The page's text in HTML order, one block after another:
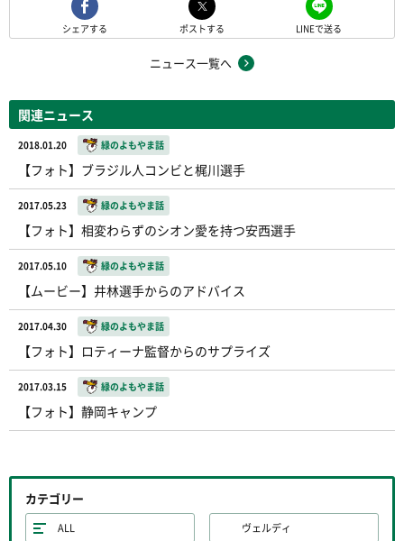
シェアする ポストする LINEで送る
ニュース一覧へ
関連ニュース
2018.01.20 緑のよもやま話
【フォト】ブラジル人コンビと梶川選手
2017.05.23 緑のよもやま話
【フォト】相変わらずのシオン愛を持つ安西選手
2017.05.10 緑のよもやま話
【ムービー】井林選手からのアドバイス
2017.04.30 緑のよもやま話
【フォト】ロティーナ監督からのサプライズ
2017.03.15 緑のよもやま話
【フォト】静岡キャンプ
カテゴリー
ALL ヴェルディ